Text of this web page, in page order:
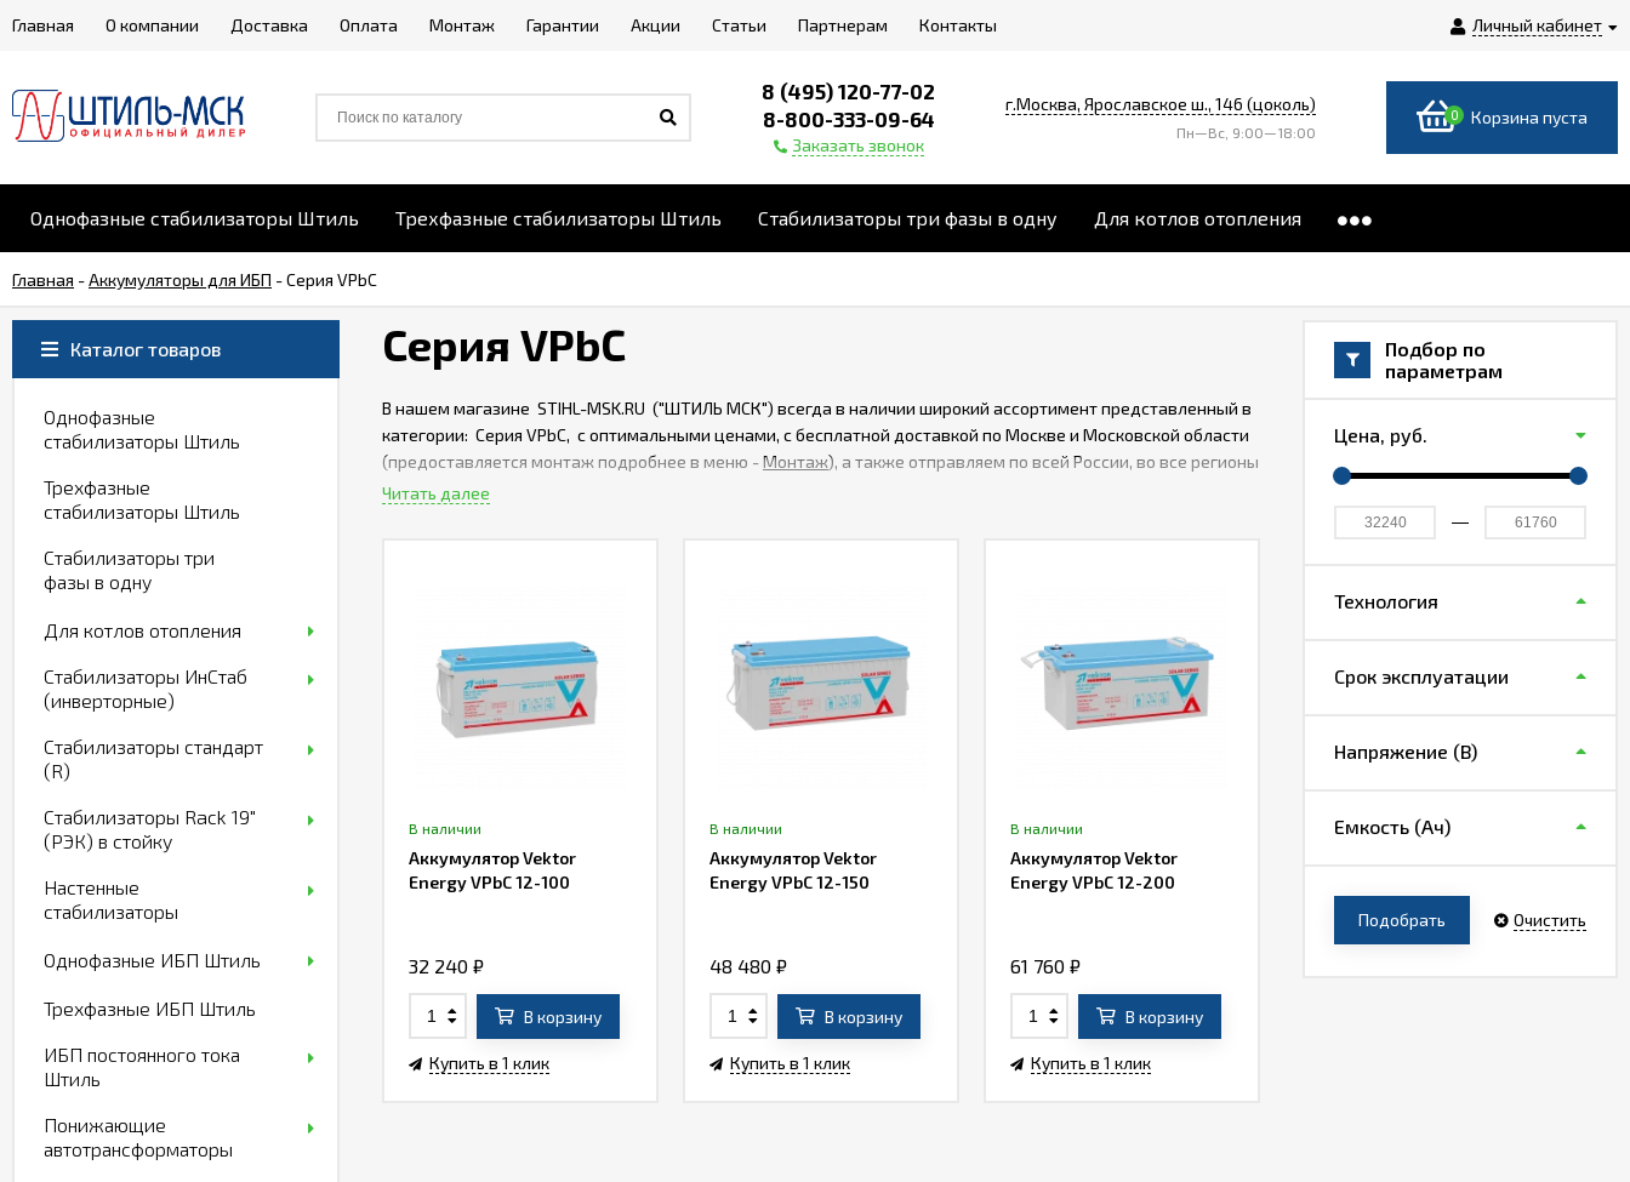
Личный кабинет
Главная О компании Доставка Оплата Монтаж Гарантии Акции Статьи Партнерам Контакты
8 (495) 120-77-02
8-800-333-09-64
Заказать звонок
г.Москва, Ярославское ш., 146 (цоколь)
Пн—Вс, 9:00—18:00
0 Корзина пуста
Однофазные стабилизаторы Штиль Трехфазные стабилизаторы Штиль Стабилизаторы три фазы в одну Для котлов отопления
Главная -Аккумуляторы для ИБП -Серия VPbC
Серия VPbC
В нашем магазине STIHL-MSK.RU ("ШТИЛЬ МСК") всегда в наличии широкий ассортимент представленный в
категории: Серия VPbC, с оптимальными ценами, с бесплатной доставкой по Москве и Московской области
(предоставляется монтаж подробнее в меню -Монтаж), а также отправляем по всей России, во все регионы
РФ (подробнее в меню -
Читать далее
В наличии
Аккумулятор Vektor
Energy VPbC 12-100
32 240 ₽
В корзину
Купить в 1 клик
В наличии
Аккумулятор Vektor
Energy VPbC 12-150
48 480 ₽
В корзину
Купить в 1 клик
В наличии
Аккумулятор Vektor
Energy VPbC 12-200
61 760 ₽
В корзину
Купить в 1 клик
Каталог товаров
Однофазные
стабилизаторы Штиль
Трехфазные
стабилизаторы Штиль
Стабилизаторы три
фазы в одну
Для котлов отопления
Стабилизаторы ИнСтаб
(инверторные)
Стабилизаторы стандарт
(R)
Стабилизаторы Rack 19"
(РЭК) в стойку
Настенные
стабилизаторы
Однофазные ИБП Штиль
Трехфазные ИБП Штиль
ИБП постоянного тока
Штиль
Понижающие
автотрансформаторы
Подбор по
параметрам
Цена, руб.
Технология
Срок эксплуатации
Напряжение (В)
Емкость (Ач)
Подобрать Очистить